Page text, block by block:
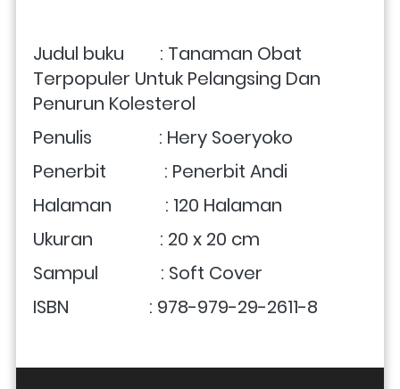
Judul buku        : Tanaman Obat
Terpopuler Untuk Pelangsing Dan
Penurun Kolesterol
Penulis               : Hery Soeryoko
Penerbit             : Penerbit Andi
Halaman            : 120 Halaman
Ukuran               : 20 x 20 cm
Sampul              : Soft Cover
ISBN                  : 978-979-29-2611-8